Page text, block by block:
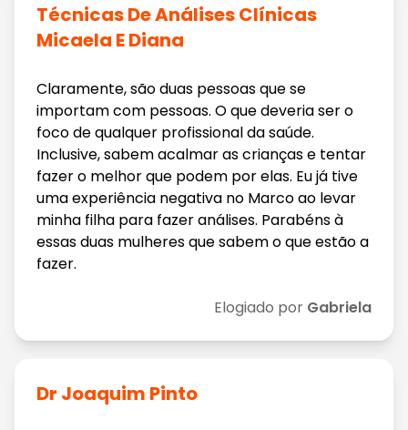
Técnicas De Análises Clínicas
Micaela E Diana
Claramente, são duas pessoas que se
importam com pessoas. O que deveria ser o
foco de qualquer profissional da saúde.
Inclusive, sabem acalmar as crianças e tentar
fazer o melhor que podem por elas. Eu já tive
uma experiência negativa no Marco ao levar
minha filha para fazer análises. Parabéns à
essas duas mulheres que sabem o que estão a
fazer.
Elogiado por Gabriela
Dr Joaquim Pinto